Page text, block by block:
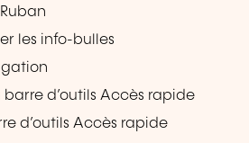
les info-bulles
barre d’outils Accès rapide
d’outils Accès rapide